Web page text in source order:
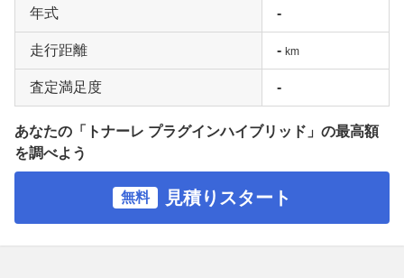
年式 -
走行距離 - km
査定満足度 -
あなたの「トナーレ プラグインハイブリッド」の最高額
を調べよう
無料 見積りスタート